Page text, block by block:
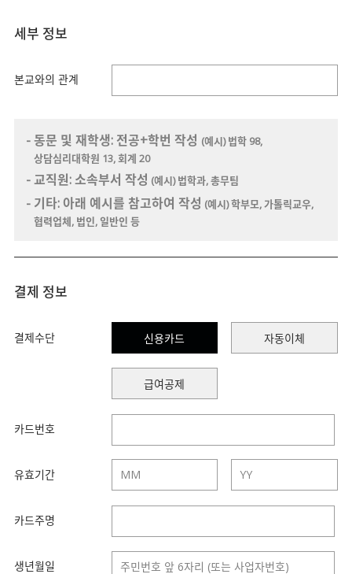
세부 정보
본교와의 관계
- 동문 및 재학생: 전공+학번 작성 (예시) 법학 98,
상담심리대학원 13, 회계 20
- 교직원: 소속부서 작성 (예시) 법학과, 총무팀
- 기타: 아래 예시를 참고하여 작성 (예시) 학부모, 가톨릭교우,
협력업체, 법인, 일반인 등
결제 정보
결제수단 신용카드 자동이체
급여공제
카드번호
유효기간
카드주명
생년월일